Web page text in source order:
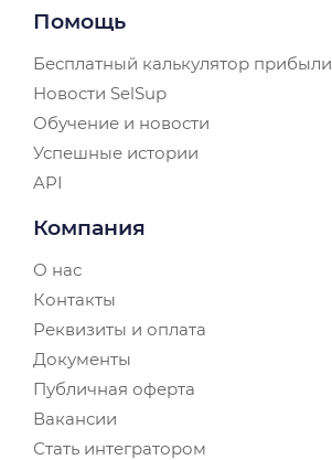
Помощь
Бесплатный калькулятор прибыли
Новости SelSup
Обучение и новости
Успешные истории
API
Компания
О нас
Контакты
Реквизиты и оплата
Документы
Публичная оферта
Вакансии
Стать интегратором